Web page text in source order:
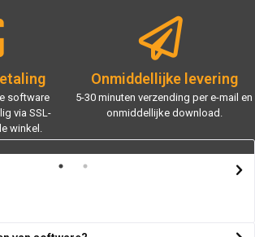
software
via SSL-
winkel.
Onmiddellijke levering
5-30 minuten verzending per e-mail en
onmiddellijke download.